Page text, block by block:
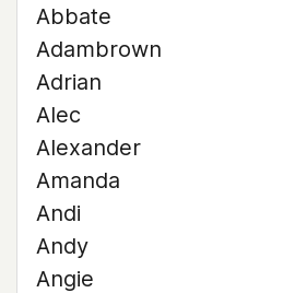
Abbate
Adambrown
Adrian
Alec
Alexander
Amanda
Andi
Andy
Angie